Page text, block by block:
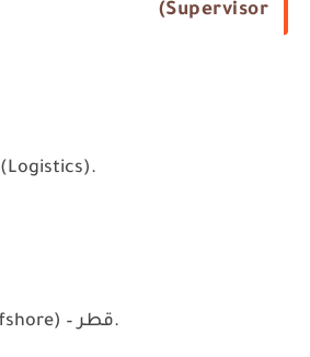
Supervisor)
الخدمات اللوجستية (Logistics).
المرافق البحرية (Offshore) – قطر.